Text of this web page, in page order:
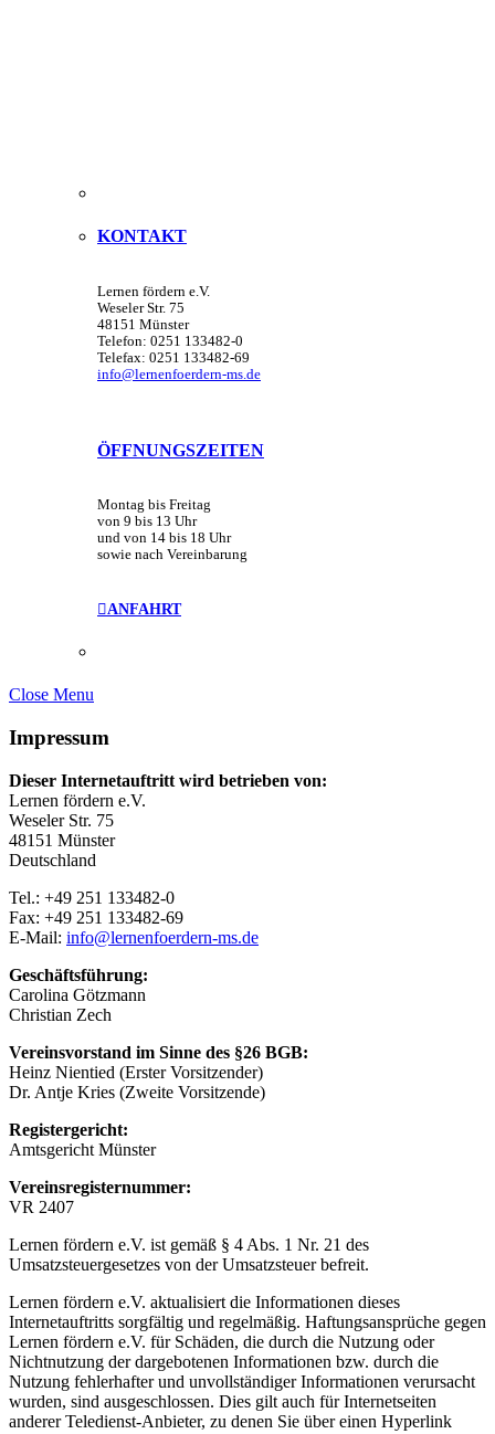
KONTAKT
Lernen fördern e.V.
Weseler Str. 75
48151 Münster
Telefon: 0251 133482-0
Telefax: 0251 133482-69
info@lernenfoerdern-ms.de
ÖFFNUNGSZEITEN
Montag bis Freitag
von 9 bis 13 Uhr
und von 14 bis 18 Uhr
sowie nach Vereinbarung
ANFAHRT
Close Menu
Impressum
Dieser Internetauftritt wird betrieben von:
Lernen fördern e.V.
Weseler Str. 75
48151 Münster
Deutschland
Tel.: +49 251 133482-0
Fax: +49 251 133482-69
E-Mail: info@lernenfoerdern-ms.de
Geschäftsführung:
Carolina Götzmann
Christian Zech
Vereinsvorstand im Sinne des §26 BGB:
Heinz Nientied (Erster Vorsitzender)
Dr. Antje Kries (Zweite Vorsitzende)
Registergericht:
Amtsgericht Münster
Vereinsregisternummer:
VR 2407
Lernen fördern e.V. ist gemäß § 4 Abs. 1 Nr. 21 des
Umsatzsteuergesetzes von der Umsatzsteuer befreit.
Lernen fördern e.V. aktualisiert die Informationen dieses
Internetauftritts sorgfältig und regelmäßig. Haftungsansprüche gegen
Lernen fördern e.V. für Schäden, die durch die Nutzung oder
Nichtnutzung der dargebotenen Informationen bzw. durch die
Nutzung fehlerhafter und unvollständiger Informationen verursacht
wurden, sind ausgeschlossen. Dies gilt auch für Internetseiten
anderer Teledienst-Anbieter, zu denen Sie über einen Hyperlink